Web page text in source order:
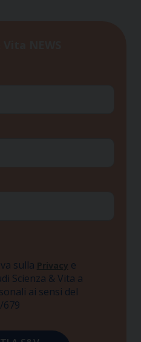
sulla Privacy e
Scienza & Vita a
ai sensi del
679